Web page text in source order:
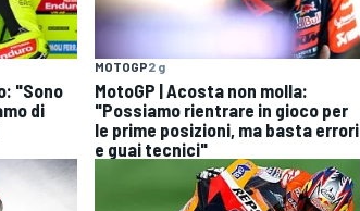
"Sono
di
MOTOGP2 g
MotoGP | Acosta non molla:
"Possiamo rientrare in gioco per
le prime posizioni, ma basta errori
e guai tecnici"